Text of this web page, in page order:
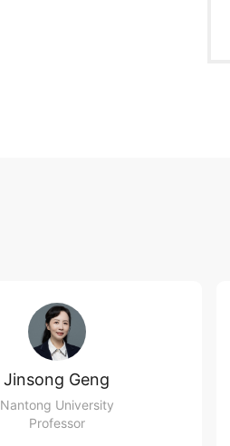
Jinsong Geng
Nantong University
Professor